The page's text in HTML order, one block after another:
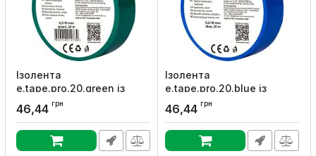
Ізолента
e.tape.pro.20.green із
самозатухаючого ПВХ,
зелена (20м), E.NEXT
Артикул:p0450010
46,44 грн
Ізолента
e.tape.pro.20.blue із
самозатухаючого ПВХ,
синя (20м), E.NEXT
Артикул:p0450012
46,44 грн